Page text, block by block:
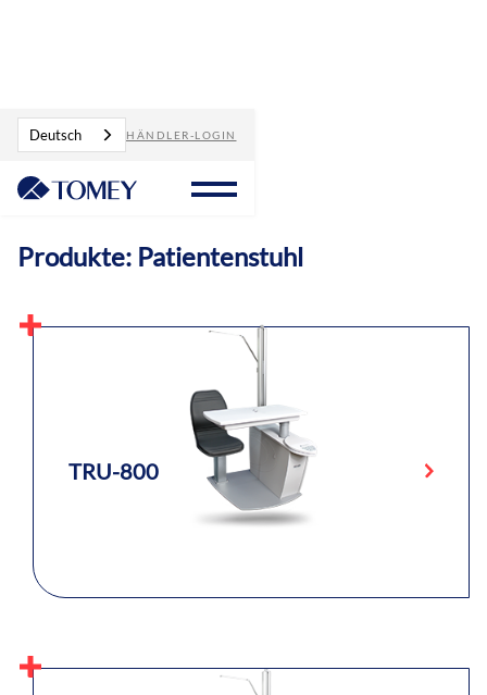
Deutsch HÄNDLER-LOGIN
Produkte Patientenstuhl
Produkte: Patientenstuhl
TRU-800